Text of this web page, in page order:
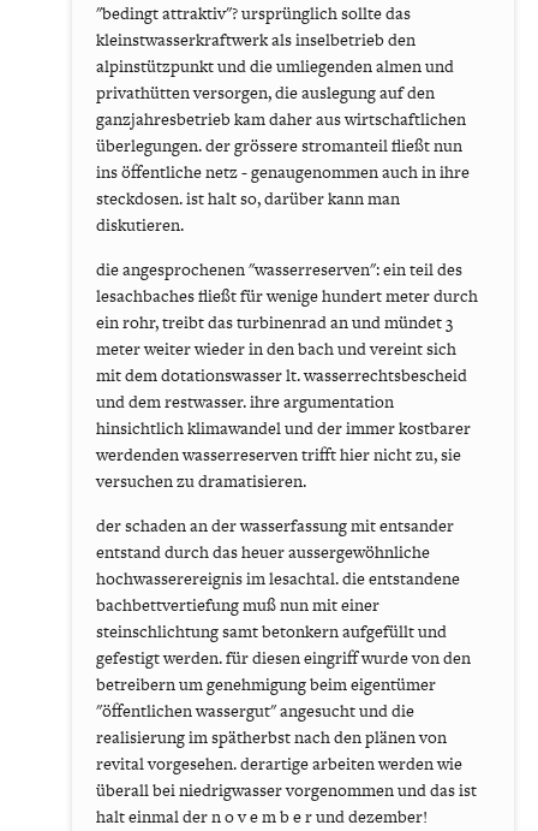
"bedingt attraktiv"? ursprünglich sollte das
kleinstwasserkraftwerk als inselbetrieb den
alpinstützpunkt und die umliegenden almen und
privathütten versorgen, die auslegung auf den
ganzjahresbetrieb kam daher aus wirtschaftlichen
überlegungen. der grössere stromanteil fließt nun
ins öffentliche netz - genaugenommen auch in ihre
steckdosen. ist halt so, darüber kann man
diskutieren.
die angesprochenen "wasserreserven": ein teil des
lesachbaches fließt für wenige hundert meter durch
ein rohr, treibt das turbinenrad an und mündet 3
meter weiter wieder in den bach und vereint sich
mit dem dotationswasser lt. wasserrechtsbescheid
und dem restwasser. ihre argumentation
hinsichtlich klimawandel und der immer kostbarer
werdenden wasserreserven trifft hier nicht zu, sie
versuchen zu dramatisieren.
der schaden an der wasserfassung mit entsander
entstand durch das heuer aussergewöhnliche
hochwasserereignis im lesachtal. die entstandene
bachbettvertiefung muß nun mit einer
steinschlichtung samt betonkern aufgefüllt und
gefestigt werden. für diesen eingriff wurde von den
betreibern um genehmigung beim eigentümer
"öffentlichen wassergut" angesucht und die
realisierung im spätherbst nach den plänen von
revital vorgesehen. derartige arbeiten werden wie
überall bei niedrigwasser vorgenommen und das ist
halt einmal der n o v e m b e r und dezember!